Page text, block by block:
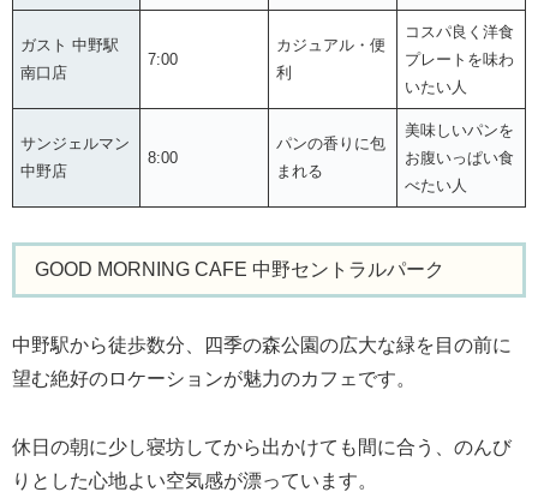
ガスト 中野駅
南口店
7:00
カジュアル・便
利
コスパ良く洋食
プレートを味わ
いたい人
サンジェルマン
中野店
8:00
パンの香りに包
まれる
美味しいパンを
お腹いっぱい食
べたい人
GOOD MORNING CAFE 中野セントラルパーク
中野駅から徒歩数分、四季の森公園の広大な緑を目の前に
望む絶好のロケーションが魅力のカフェです。
休日の朝に少し寝坊してから出かけても間に合う、のんび
りとした心地よい空気感が漂っています。